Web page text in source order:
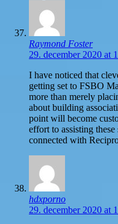
Raymond Foster
29. december 2020 at
I have noticed that
getting set to FSBO
more than merely
about building
point will become
effort to assisting
connected with
hdxporno
29. december 2020 at